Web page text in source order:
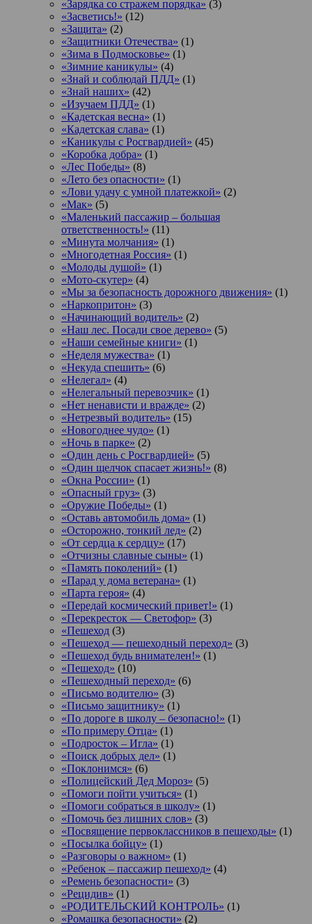
«Зарядка со стражем порядка» (3)
«Засветись!» (12)
«Защита» (2)
«Защитники Отечества» (1)
«Зима в Подмосковье» (1)
«Зимние каникулы» (4)
«Знай и соблюдай ПДД» (1)
«Знай наших» (42)
«Изучаем ПДД» (1)
«Кадетская весна» (1)
«Кадетская слава» (1)
«Каникулы с Росгвардией» (45)
«Коробка добра» (1)
«Лес Победы» (8)
«Лето без опасности» (1)
«Лови удачу с умной платежкой» (2)
«Мак» (5)
«Маленький пассажир – большая
ответственность!» (11)
«Минута молчания» (1)
«Многодетная Россия» (1)
«Молоды душой» (1)
«Мото-скутер» (4)
«Мы за безопасность дорожного движения» (1)
«Наркопритон» (3)
«Начинающий водитель» (2)
«Наш лес. Посади свое дерево» (5)
«Наши семейные книги» (1)
«Неделя мужества» (1)
«Некуда спешить» (6)
«Нелегал» (4)
«Нелегальный перевозчик» (1)
«Нет ненависти и вражде» (2)
«Нетрезвый водитель» (15)
«Новогоднее чудо» (1)
«Ночь в парке» (2)
«Один день с Росгвардией» (5)
«Один щелчок спасает жизнь!» (8)
«Окна России» (1)
«Опасный груз» (3)
«Оружие Победы» (1)
«Оставь автомобиль дома» (1)
«Осторожно, тонкий лед» (2)
«От сердца к сердцу» (17)
«Отчизны славные сыны» (1)
«Память поколений» (1)
«Парад у дома ветерана» (1)
«Парта героя» (4)
«Передай космический привет!» (1)
«Перекресток — Светофор» (3)
«Пешеход (3)
«Пешеход — пешеходный переход» (3)
«Пешеход будь внимателен!» (1)
«Пешеход» (10)
«Пешеходный переход» (6)
«Письмо водителю» (3)
«Письмо защитнику» (1)
«По дороге в школу – безопасно!» (1)
«По примеру Отца» (1)
«Подросток ‒ Игла» (1)
«Поиск добрых дел» (1)
«Поклонимся» (6)
«Полицейский Дед Мороз» (5)
«Помоги пойти учиться» (1)
«Помоги собраться в школу» (1)
«Помочь без лишних слов» (3)
«Посвящение первоклассников в пешеходы» (1)
«Посылка бойцу» (1)
«Разговоры о важном» (1)
«Ребенок – пассажир пешеход» (4)
«Ремень безопасности» (3)
«Рецидив» (1)
«РОДИТЕЛЬСКИЙ КОНТРОЛЬ» (1)
«Ромашка безопасности» (2)